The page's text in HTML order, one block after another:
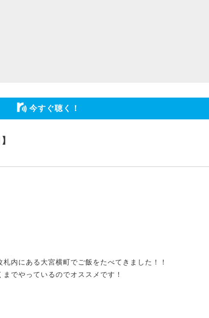
今すぐ聴く！
内にある大宮横町でご飯をたべてきました！！
でやっているのでオススメです！